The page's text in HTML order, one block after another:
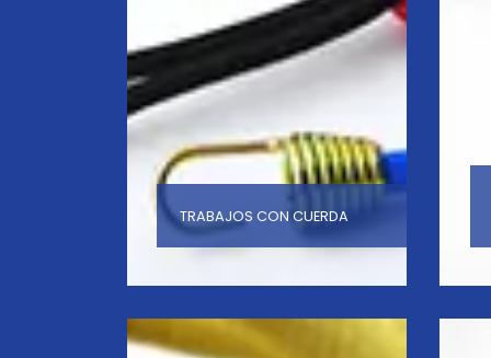
TRABAJOS CON CUERDA